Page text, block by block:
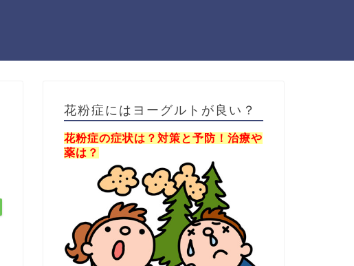
花粉症にはヨーグルトが良い？
花粉症の症状は？対策と予防！治療や
薬は？